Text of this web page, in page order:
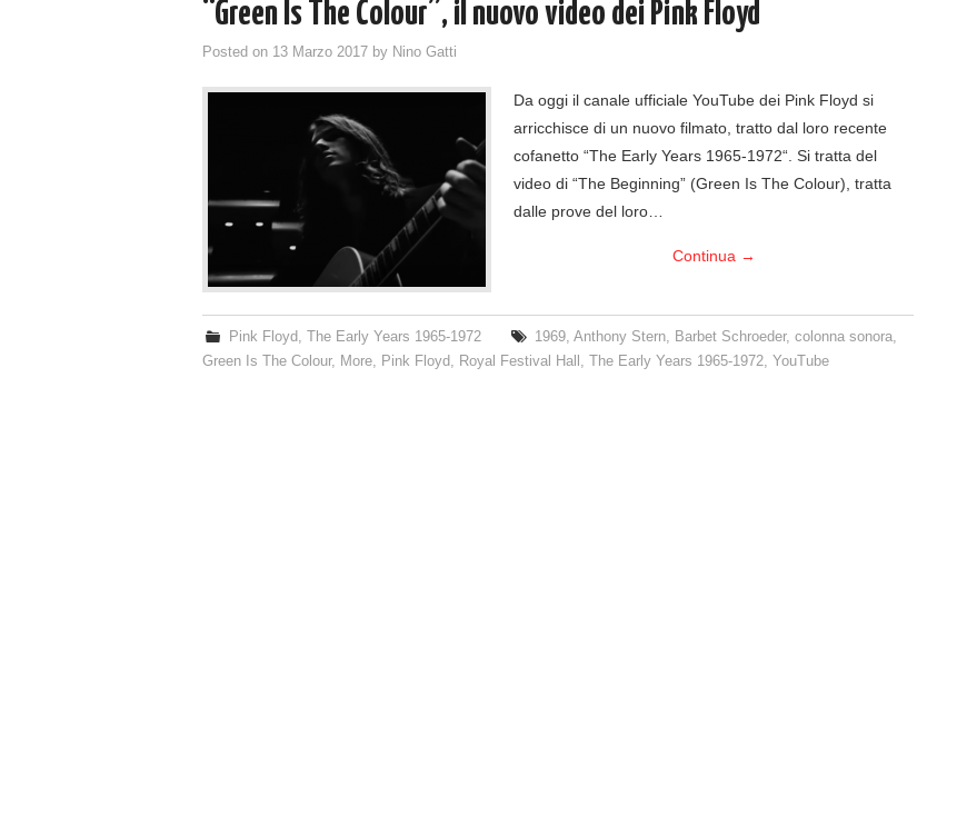
“Green Is The Colour”, il nuovo video dei Pink Floyd
Posted on 13 Marzo 2017 by Nino Gatti
Da oggi il canale ufficiale YouTube dei Pink Floyd si
arricchisce di un nuovo filmato, tratto dal loro recente
cofanetto “The Early Years 1965-1972“. Si tratta del
video di “The Beginning” (Green Is The Colour), tratta
dalle prove del loro…
Continua →
Pink Floyd ,The Early Years 1965-1972 1969 ,Anthony Stern Barbet Schroeder,colonna sonora
Green Is The Colour, More Pink Floyd Royal Festival Hall The Early Years 1965-1972 YouTube